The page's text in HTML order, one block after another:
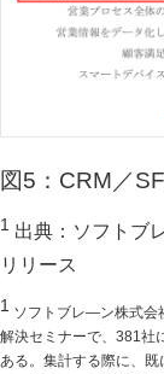
図5：CRM／
1 出典：ソフトブ
リリース
1 ソフトブレ―ン株式会
解決セミナーで、381社
ある。集計する際に、